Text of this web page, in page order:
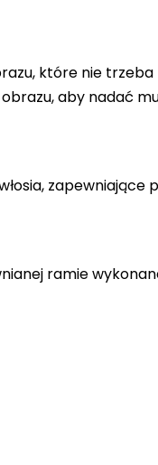
które nie
aby nadać
ramie